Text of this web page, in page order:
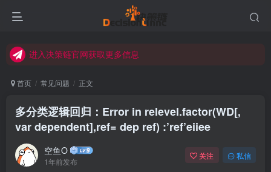
进入决策链Wiki获取官方使用指南
进入决策链官网获取更多信息
关注Bilibili官方视频号获取更多教程
首页 常见问题 正文
多分类逻辑回归：Error in relevel.factor(WD[,
var dependent],ref= dep ref) :’ref’eiiee
空鱼O
1年前发布
关注 私信